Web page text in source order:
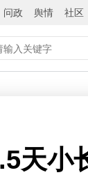
问政 舆情 社区
天小